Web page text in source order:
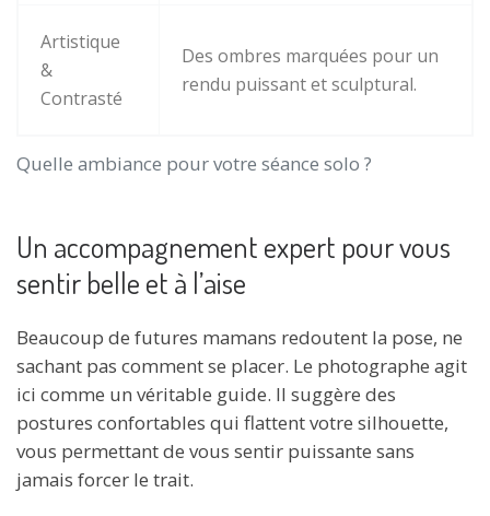
Quelle ambiance pour votre séance solo ?
Artistique
&
Contrasté
Des ombres marquées pour un
rendu puissant et sculptural.
Un accompagnement expert pour vous
sentir belle et à l’aise
Beaucoup de futures mamans redoutent la pose, ne
sachant pas comment se placer. Le photographe agit
ici comme un véritable guide. Il suggère des
postures confortables qui flattent votre silhouette,
vous permettant de vous sentir puissante sans
jamais forcer le trait.